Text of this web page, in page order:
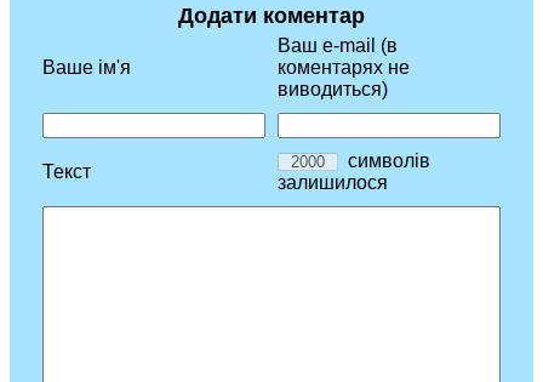
Додати коментар
Ваше ім'я
Ваш e-mail (в
коментарях не
виводиться)
Текст
символів
залишилося